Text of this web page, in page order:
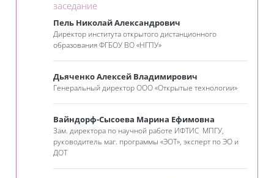
заседаниеЗанятие 3KL
Пель Николай Александрович
Директор института открытого дистанционного
образования ФГБОУ ВО «‎‎НГПУ»
Дьяченко Алексей Владимирович
Генеральный директор ООО «Открытые технологии»
Вайндорф-Сысоева Марина Ефимовна
Зам. директора по научной работе ИФТИС МПГУ,
руководитель маг. программы «ЭОТ», эксперт по ЭО и
ДОТ